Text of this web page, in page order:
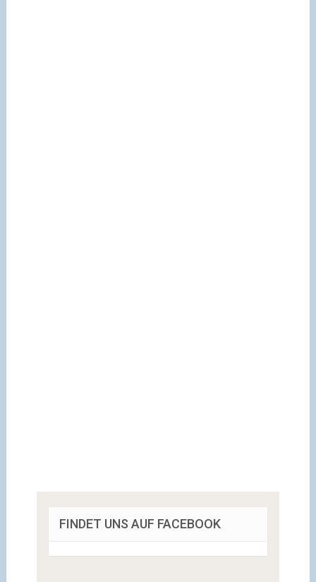
FINDET UNS AUF FACEBOOK